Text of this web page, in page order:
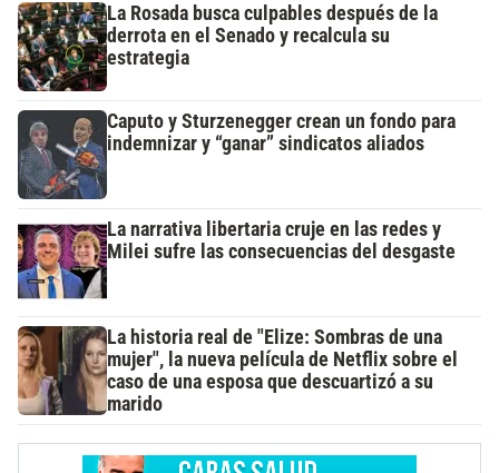
La Rosada busca culpables después de la
derrota en el Senado y recalcula su
estrategia
Caputo y Sturzenegger crean un fondo para
indemnizar y “ganar” sindicatos aliados
La narrativa libertaria cruje en las redes y
Milei sufre las consecuencias del desgaste
La historia real de "Elize: Sombras de una
mujer", la nueva película de Netflix sobre el
caso de una esposa que descuartizó a su
marido